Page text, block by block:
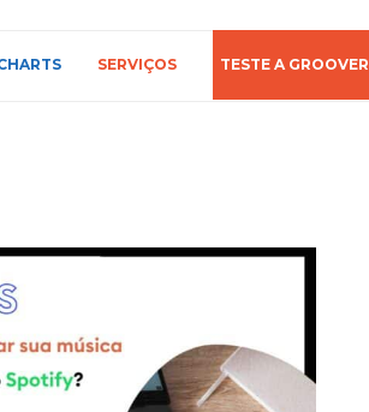
SERVIÇOS TESTE A GROOVER